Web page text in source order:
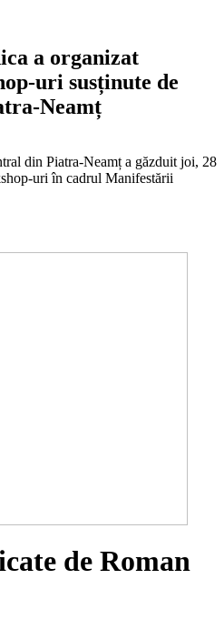
a organizat
uri susținute de
Neamț
din Piatra-Neamț a găzduit joi, 28
uri în cadrul Manifestării
de Roman